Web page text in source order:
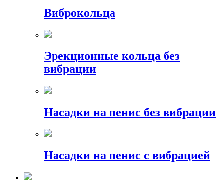
Виброкольца
Эрекционные кольца без
вибрации
Насадки на пенис без вибрации
Насадки на пенис с вибрацией